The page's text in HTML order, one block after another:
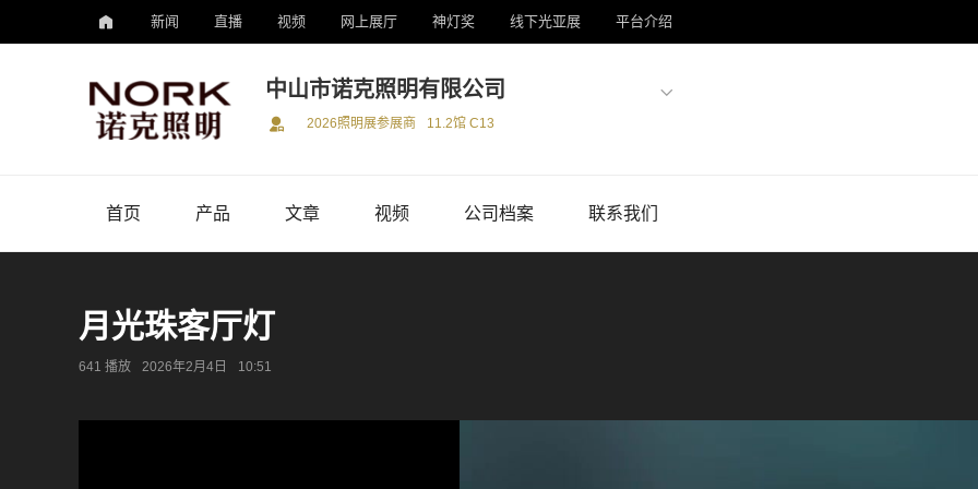
新闻 直播 视频 网上展厅 神灯奖 线下光亚展 平台介绍
中山市诺克照明有限公司
2026照明展参展商 11.2馆 C13
首页 产品 文章 视频 公司档案 联系我们
月光珠客厅灯
641 播放 2026年2月4日 10:51